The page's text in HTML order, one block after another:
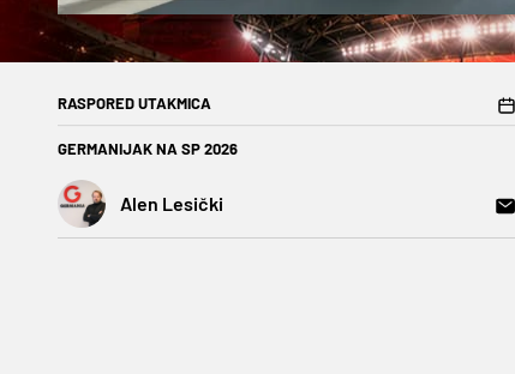
RASPORED UTAKMICA
GERMANIJAK NA SP 2026
Alen Lesički